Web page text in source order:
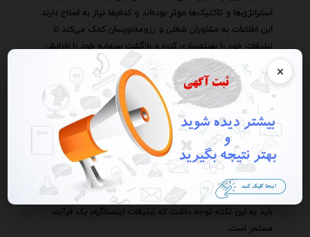
×
استراتژی‌ها و تاکتیک‌ها موثر بوده‌اند و کدام‌ها نیاز به اصلاح دارند.
این اطلاعات به مشاوران شغلی و رزومه‌نویسان کمک می‌کند تا
تبلیغات خود را بهینه‌سازی کرده و بازگشت سرمایه خود را افزایش
اینستاگرام ابزارهای مختلفی را برای اندازه‌گیری و تحلیل نتایج
تبلیغات ارائه می‌دهد.
این ابزارها شامل تعداد بازدیدها تعداد لایک‌ها تعداد کامنت‌ها تعداد
اشتراک‌گذاری‌ها نرخ کلیک و نرخ تبدیل می‌شود.
با استفاده از این ابزارها می‌توان فهمید که کدام تبلیغات بیشترین
توجه را جلب کرده‌اند کدام تبلیغات بیشترین ترافیک را به
وب‌سایت مشاوره‌ی شغلی و رزومه‌نویسی هدایت کرده‌اند و کدام
تبلیغات بیشترین تعداد مشتری را جذب کرده‌اند.
باید به این نکته توجه داشت که تبلیغات اینستاگرام یک فرآیند
مستمر است.